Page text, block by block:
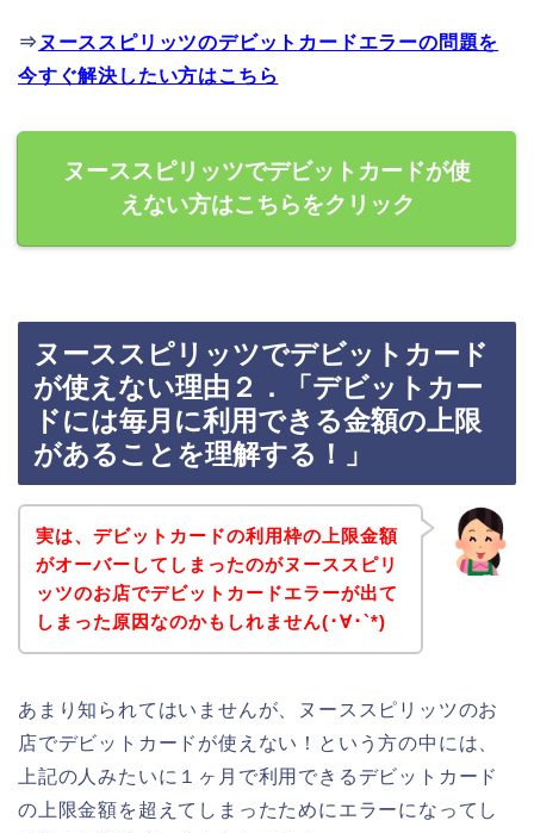
⇒ ヌーススピリッツのデビットカードエラーの問題を
今すぐ解決したい方はこちら
ヌーススピリッツでデビットカードが使
えない方はこちらをクリック
ヌーススピリッツでデビットカード
が使えない理由２．「デビットカー
ドには毎月に利用できる金額の上限
があることを理解する！」
実は、デビットカードの利用枠の上限金額
がオーバーしてしまったのがヌーススピリ
ッツのお店でデビットカードエラーが出て
しまった原因なのかもしれません(･∀･`*)
あまり知られてはいませんが、ヌーススピリッツのお
店でデビットカードが使えない！という方の中には、
上記の人みたいに１ヶ月で利用できるデビットカード
の上限金額を超えてしまったためにエラーになってし